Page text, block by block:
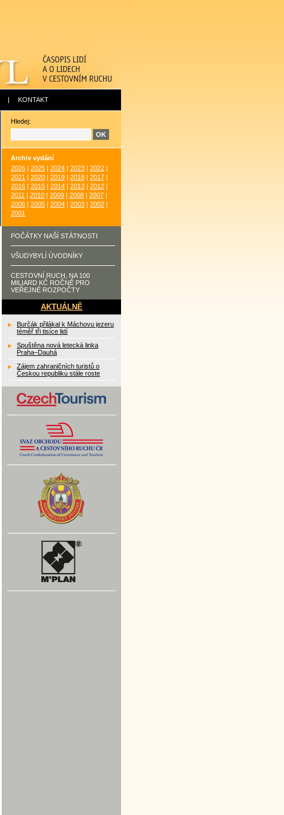
| KONTAKT
Hledej:
Archiv vydání
2026
2025 2024 2023 2022
2021
2020 2019 2018 2017
2016
2015 2014 2013 2012
2011
2010 2009 2008 2007
2006
2005 2004 2003 2002
2001
POČÁTKY NAŠÍ STÁTNOSTI
VŠUDYBYLÍ ÚVODNÍKY
CESTOVNÍ RUCH, NA 100
MILIARD KČ ROČNĚ PRO
VEŘEJNÉ ROZPOČTY
AKTUÁLNĚ
Burčák přilákal k Máchovu jezeru
téměř tři tisíce lidí
Spuštěna nová letecká linka
Praha–Dauhá
Zájem zahraničních turistů o
Českou republiku stále roste